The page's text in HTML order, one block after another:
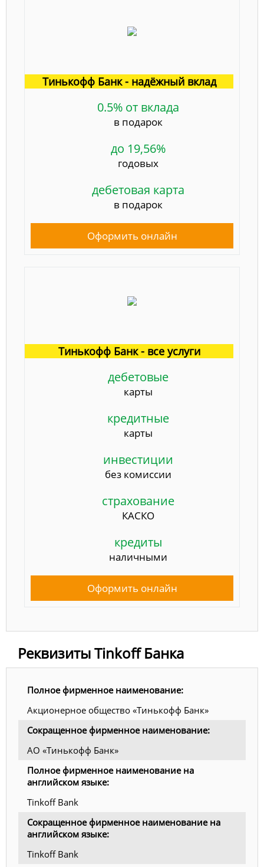
Тинькофф Банк - надёжный вклад
0.5% от вклада
в подарок
до 19,56%
годовых
дебетовая карта
в подарок
Оформить онлайн
Тинькофф Банк - все услуги
дебетовые
карты
кредитные
карты
инвестиции
без комиссии
страхование
КАСКО
кредиты
наличными
Оформить онлайн
Реквизиты Tinkoff Банка
Полное фирменное наименование:
Акционерное общество «Тинькофф Банк»
Сокращенное фирменное наименование:
АО «Тинькофф Банк»
Полное фирменное наименование на
английском языке:
Tinkoff Bank
Сокращенное фирменное наименование на
английском языке:
Tinkoff Bank